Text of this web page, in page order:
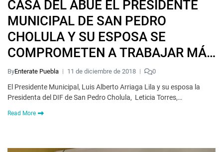
CASA DEL ABUE EL PRESIDENTE
MUNICIPAL DE SAN PEDRO
CHOLULA Y SU ESPOSA SE
COMPROMETEN A TRABAJAR MÁS
POR ÉSTE SECTOR
ByEnterate Puebla 11 de diciembre de 2018 0
El Presidente Municipal, Luis Alberto Arriaga Lila y su esposa la
Presidenta del DIF de San Pedro Cholula, Leticia Torres,…
Read More